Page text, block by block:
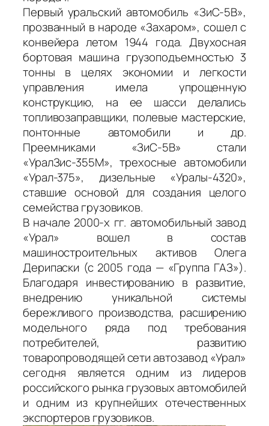
Первый уральский автомобиль «ЗиС-5В»,
прозванный в народе «Захаром», сошел с
конвейера летом 1944 года. Двухосная
бортовая машина грузоподъемностью 3
тонны в целях экономии и легкости
управления имела упрощенную
конструкцию, на ее шасси делались
топливозаправщики, полевые мастерские,
понтонные автомобили и др.
Преемниками «ЗиС-5В» стали
«УралЗис-355М», трехосные автомобили
«Урал-375», дизельные «Уралы-4320»,
ставшие основой для создания целого
семейства грузовиков.
В начале 2000-х гг. автомобильный завод
«Урал» вошел в состав
машиностроительных активов Олега
Дерипаски (с 2005 года — «Группа ГАЗ»).
Благодаря инвестированию в развитие,
внедрению уникальной системы
бережливого производства, расширению
модельного ряда под требования
потребителей, развитию
товаропроводящей сети автозавод «Урал»
сегодня является одним из лидеров
российского рынка грузовых автомобилей
и одним из крупнейших отечественных
экспортеров грузовиков.